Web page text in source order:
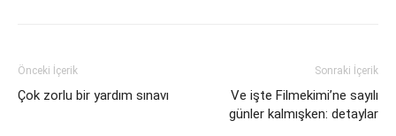
Önceki İçerik
Çok zorlu bir yardım sınavı
Sonraki İçerik
Ve işte Filmekimi’ne sayılı
günler kalmışken: detaylar